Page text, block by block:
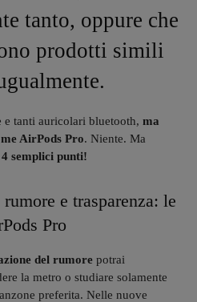
tanto, oppure che
prodotti simili
tanti auricolari bluetooth, ma
AirPods Pro. Niente. Ma
semplici punti!
e trasparenza: le
Pro
del rumore potrai
la metro o studiare solamente
preferita. Nelle nuove